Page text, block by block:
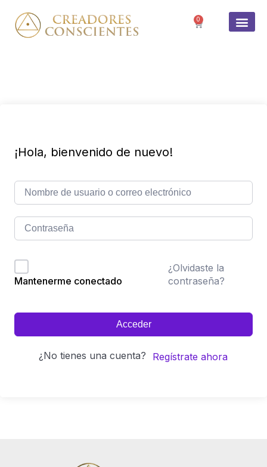
0
¡Hola, bienvenido de nuevo!
Mantenerme conectado
¿Olvidaste la
contraseña?
Acceder
¿No tienes una cuenta? Regístrate ahora